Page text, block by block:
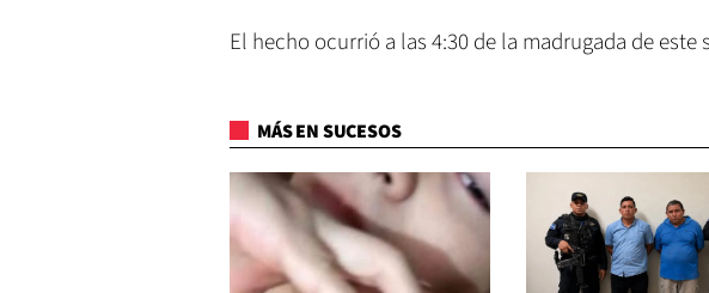
El hecho ocurrió a las 4:30 de la madrugada de este
MÁS EN SUCESOS